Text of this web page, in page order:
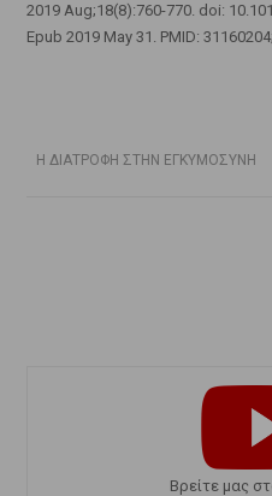
2019 Aug;18(8):760-770. doi:
Epub 2019 May 31. PMID:
Η ΔΙΑΤΡΟΦΗ ΣΤΗΝ ΕΓΚΥΜΟΣΥΝΗ
Bρείτε μας